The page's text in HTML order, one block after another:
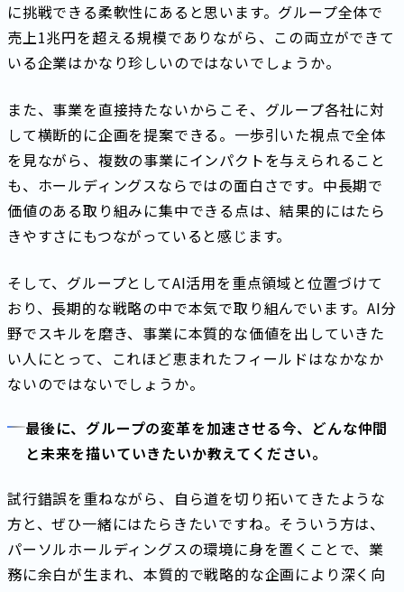
に挑戦できる柔軟性にあると思います。グループ全体で
売上1兆円を超える規模でありながら、この両立ができて
いる企業はかなり珍しいのではないでしょうか。
また、事業を直接持たないからこそ、グループ各社に対
して横断的に企画を提案できる。一歩引いた視点で全体
を見ながら、複数の事業にインパクトを与えられること
も、ホールディングスならではの面白さです。中長期で
価値のある取り組みに集中できる点は、結果的にはたら
きやすさにもつながっていると感じます。
そして、グループとしてAI活用を重点領域と位置づけて
おり、長期的な戦略の中で本気で取り組んでいます。AI分
野でスキルを磨き、事業に本質的な価値を出していきた
い人にとって、これほど恵まれたフィールドはなかなか
ないのではないでしょうか。
最後に、グループの変革を加速させる今、どんな仲間
と未来を描いていきたいか教えてください。
試行錯誤を重ねながら、自ら道を切り拓いてきたような
方と、ぜひ一緒にはたらきたいですね。そういう方は、
パーソルホールディングスの環境に身を置くことで、業
務に余白が生まれ、本質的で戦略的な企画により深く向